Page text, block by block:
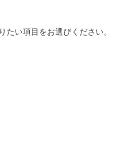
たい項目をお選びください。